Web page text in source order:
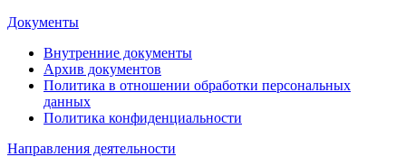
Документы
Внутренние документы
Архив документов
Политика в отношении обработки персональных
данных
Политика конфиденциальности
Направления деятельности